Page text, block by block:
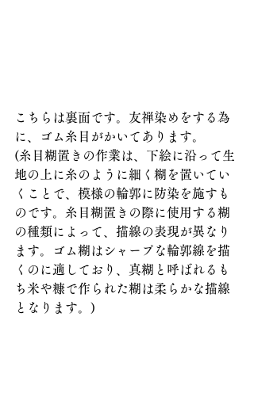
こちらは裏面です。友禅染めをする為
に、ゴム糸目がかいてあります。
(糸目糊置きの作業は、下絵に沿って生
地の上に糸のように細く糊を置いてい
くことで、模様の輪郭に防染を施すも
のです。糸目糊置きの際に使用する糊
の種類によって、描線の表現が異なり
ます。ゴム糊はシャープな輪郭線を描
くのに適しており、真糊と呼ばれるも
ち米や糠で作られた糊は柔らかな描線
となります。)